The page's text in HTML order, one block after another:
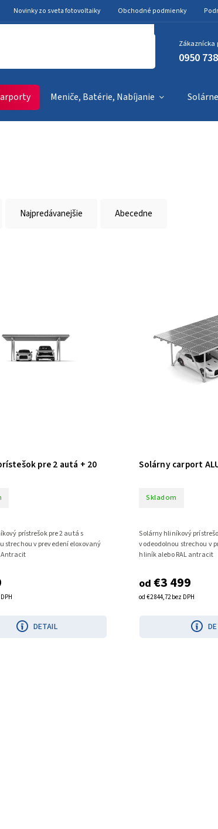
Novinky zo sveta fotovoltaiky Obchodné podmienky
0950
Meniče, Batérie, Nabíjanie
Najpredávanejšie Abecedne
pre 2 autá + 20
DETAIL
prístrešok pre 2 autá s
strechou v prevedení eloxovaný
Solárny carport
Skladom
od €2 844,72 bez DPH
od€3 499
Solárny hliníkový
vodeodolnou strechou v
hliník alebo RAL antracit